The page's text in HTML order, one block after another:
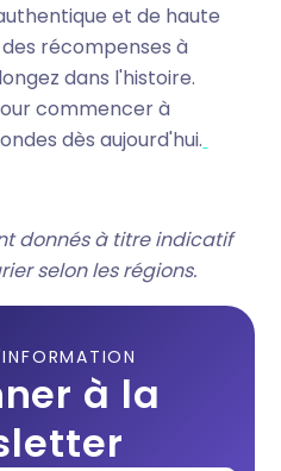
et de haute
récompenses à
dans l'histoire.
commencer à
dès aujourd'hui.
donnés à titre indicatif
selon les régions.
à la